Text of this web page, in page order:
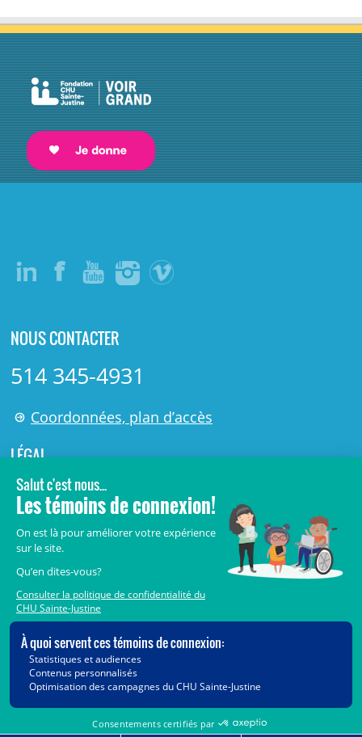
NOUS CONTACTER
514 345-4931
Coordonnées, plan d’accès
LÉGAL
© 2006-2026Centre de recherche Azrieli du CHU Sainte-
Justine.
Avis légaux